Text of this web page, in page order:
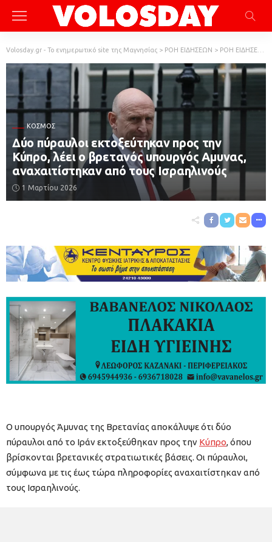
Volosday.gr - Το ενημερωτικό site της Μαγνησίας > ΡΟΗ ΕΙΔΗΣΕΩΝ > ΡΟΗ ΕΙΔΗΣΕΩΝ
ΚΌΣΜΟΣ
Δύο πύραυλοι εκτοξεύτηκαν προς την
Κύπρο, λέει ο βρετανός υπουργός Αμυνας,
αναχαιτίστηκαν από τους Ισραηλινούς
1 Μαρτίου 2026
Ο υπουργός Άμυνας της Βρετανίας αποκάλυψε ότι δύο
πύραυλοι από το Ιράν εκτοξεύθηκαν προς την Κύπρο, όπου
βρίσκονται βρετανικές στρατιωτικές βάσεις. Οι πύραυλοι,
σύμφωνα με τις έως τώρα πληροφορίες αναχαιτίστηκαν από
τους Ισραηλινούς.